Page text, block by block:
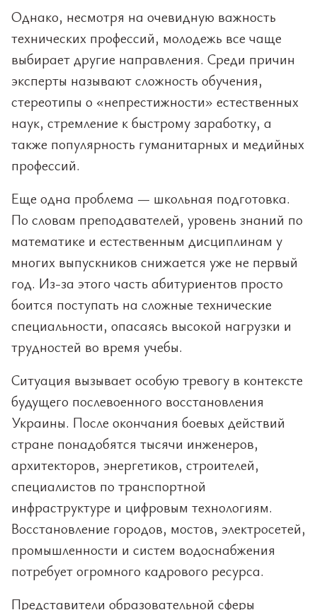
Однако, несмотря на очевидную важность
технических профессий, молодежь все чаще
выбирает другие направления. Среди причин
эксперты называют сложность обучения,
стереотипы о «непрестижности» естественных
наук, стремление к быстрому заработку, а
также популярность гуманитарных и медийных
профессий.
Еще одна проблема — школьная подготовка.
По словам преподавателей, уровень знаний по
математике и естественным дисциплинам у
многих выпускников снижается уже не первый
год. Из-за этого часть абитуриентов просто
боится поступать на сложные технические
специальности, опасаясь высокой нагрузки и
трудностей во время учебы.
Ситуация вызывает особую тревогу в контексте
будущего послевоенного восстановления
Украины. После окончания боевых действий
стране понадобятся тысячи инженеров,
архитекторов, энергетиков, строителей,
специалистов по транспортной
инфраструктуре и цифровым технологиям.
Восстановление городов, мостов, электросетей,
промышленности и систем водоснабжения
потребует огромного кадрового ресурса.
Представители образовательной сферы